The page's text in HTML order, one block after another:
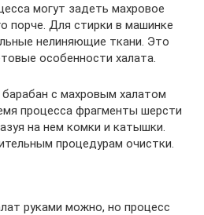
могут задеть махровое
порче. Для стирки в машинке
нелиняющие ткани. Это
особенности халата.
с махровым халатом
процесса фрагменты шерсти
на нем комки и катышки.
процедурам очистки.
руками можно, но процесс